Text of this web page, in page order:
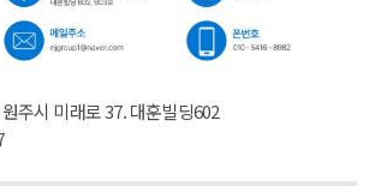
주시 미래로 37. 대훈빌딩602